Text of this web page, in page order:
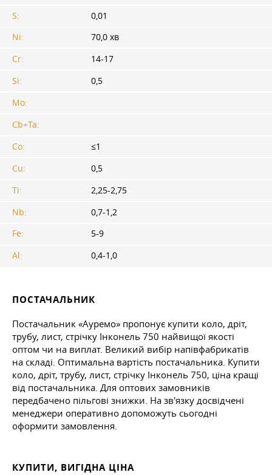
S:
0,01
Ni:
70,0 хв
Cr:
14-17
Si:
0,5
Mo:
Cb+Ta:
Co:
≤1
Cu:
0,5
Ti:
2,25-2,75
Nb:
0,7-1,2
Fe:
5-9
Al:
0,4-1,0
ПОСТАЧАЛЬНИК
Постачальник «Ауремо» пропонує купити коло, дріт,
трубу, лист, стрічку Інконель 750 найвищої якості
оптом чи на виплат. Великий вибір напівфабрикатів
на складі. Оптимальна вартість постачальника. Купити
коло, дріт, трубу, лист, стрічку Інконель 750, ціна кращі
від постачальника. Для оптових замовників
передбачено пільгові знижки. На зв'язку досвідчені
менеджери оперативно допоможуть сьогодні
оформити замовлення.
КУПИТИ, ВИГІДНА ЦІНА